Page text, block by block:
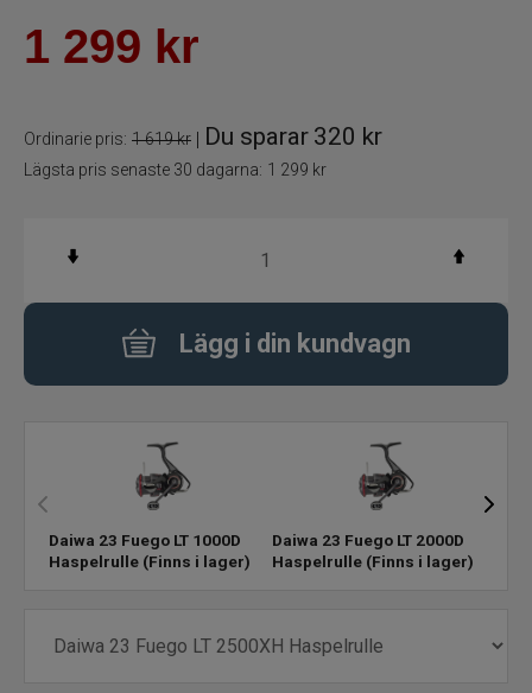
Flugbindning
Vinterfiske
Trolling
Specimenfiske
Varumärken
1 299 kr
Ordinarie pris: 1 619 kr | Du sparar 320 kr
Lägsta pris senaste 30 dagarna: 1 299 kr
Lägg i din kundvagn
Daiwa 23 Fuego LT 1000D
Haspelrulle (Finns i lager)
Daiwa 23 Fuego LT 2000D
Haspelrulle (Finns i lager)